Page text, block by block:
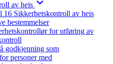
av heis
16 Sikkerhetskontroll av heis
bestemmelser
for utføring av
godkjenning som
personer med